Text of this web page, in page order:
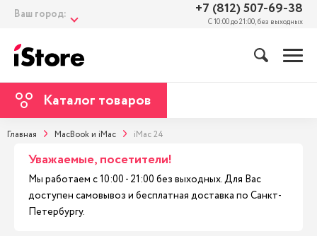
Ваш город: +7 (812) 507-69-38
С 10:00 до 21:00, без выходных
Каталог товаров
Главная MacBook и iMac iMac 24
Уважаемые, посетители!
Мы работаем с 10:00 - 21:00 без выходных. Для Вас
доступен самовывоз и бесплатная доставка по Санкт-
Петербургу.